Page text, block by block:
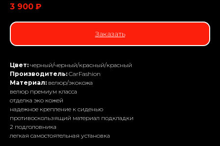
3 900 ₽
Заказать
Цвет: черный/черный/красный/красный
Производитель: CarFashion
Материал: велюр/экокожа
велюр премиум класса
отделка эко кожей
надежное крепление к сиденью
противоскользящий материал подкладки
2 подголовника
легкая самостоятельная установка